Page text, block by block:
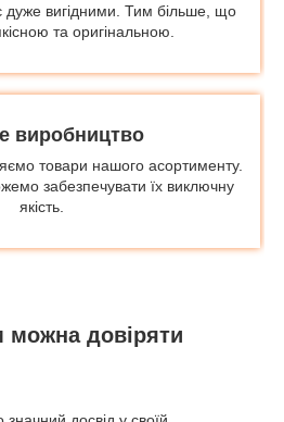
дуже вигідними. Тим більше, що
та оригінальною.
виробництво
товари нашого асортименту.
забезпечувати їх виключну
якість.
довіряти